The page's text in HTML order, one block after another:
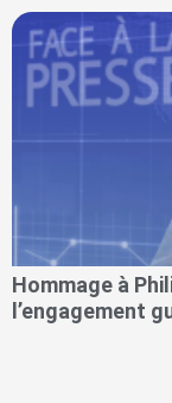
Hommage à
l’engagement